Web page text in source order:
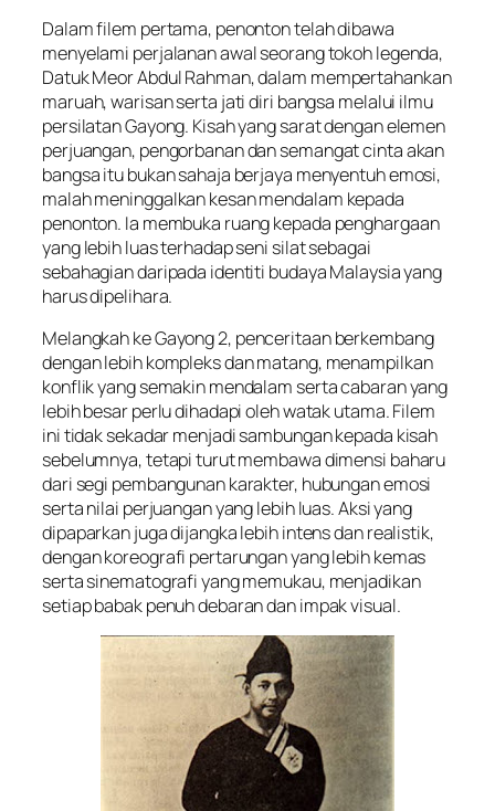
Dalam filem pertama, penonton telah dibawa
menyelami perjalanan awal seorang tokoh legenda,
Datuk Meor Abdul Rahman, dalam mempertahankan
maruah, warisan serta jati diri bangsa melalui ilmu
persilatan Gayong. Kisah yang sarat dengan elemen
perjuangan, pengorbanan dan semangat cinta akan
bangsa itu bukan sahaja berjaya menyentuh emosi,
malah meninggalkan kesan mendalam kepada
penonton. Ia membuka ruang kepada penghargaan
yang lebih luas terhadap seni silat sebagai
sebahagian daripada identiti budaya Malaysia yang
harus dipelihara.
Melangkah keGayong 2, penceritaan berkembang
dengan lebih kompleks dan matang, menampilkan
konflik yang semakin mendalam serta cabaran yang
lebih besar perlu dihadapi oleh watak utama. Filem
ini tidak sekadar menjadi sambungan kepada kisah
sebelumnya, tetapi turut membawa dimensi baharu
dari segi pembangunan karakter, hubungan emosi
serta nilai perjuangan yang lebih luas. Aksi yang
dipaparkan juga dijangka lebih intens dan realistik,
dengan koreografi pertarungan yang lebih kemas
serta sinematografi yang memukau, menjadikan
setiap babak penuh debaran dan impak visual.